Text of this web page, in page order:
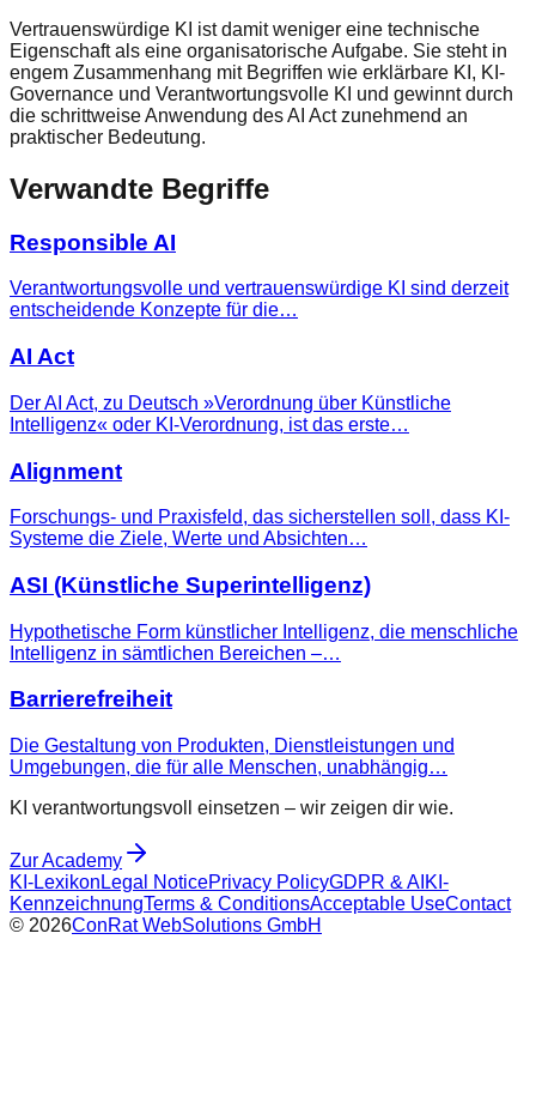
Vertrauenswürdige KI ist damit weniger eine technische
Eigenschaft als eine organisatorische Aufgabe. Sie steht in
engem Zusammenhang mit Begriffen wie erklärbare KI, KI-
Governance und Verantwortungsvolle KI und gewinnt durch
die schrittweise Anwendung des AI Act zunehmend an
praktischer Bedeutung.
Verwandte Begriffe
Responsible AI
Verantwortungsvolle und vertrauenswürdige KI sind derzeit
entscheidende Konzepte für die…
AI Act
Der AI Act, zu Deutsch »Verordnung über Künstliche
Intelligenz« oder KI-Verordnung, ist das erste…
Alignment
Forschungs- und Praxisfeld, das sicherstellen soll, dass KI-
Systeme die Ziele, Werte und Absichten…
ASI (Künstliche Superintelligenz)
Hypothetische Form künstlicher Intelligenz, die menschliche
Intelligenz in sämtlichen Bereichen –…
Barrierefreiheit
Die Gestaltung von Produkten, Dienstleistungen und
Umgebungen, die für alle Menschen, unabhängig…
KI verantwortungsvoll einsetzen – wir zeigen dir wie.
Zur Academy
KI-Lexikon Legal NoticePrivacy PolicyGDPR & AI KI-
KennzeichnungTerms & ConditionsAcceptable UseContact
© 2026ConRat WebSolutions GmbH